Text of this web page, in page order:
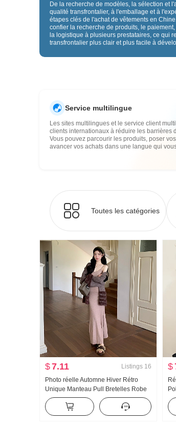
De la recherche de modèles, la sélection et
qualité transfrontalier, à l'emballage et à
étapes clés de l'achat de vêtements en
confier la recherche de produits, le
la logistique à plusieurs prestataires, ce qui
transfrontalier plus clair et plus facile à
Service multilingue
Les sites multilingues et le service client
clients internationaux à réduire les barrières
Vous pouvez parcourir les produits, poser
avancer vos achats dans une langue qui
Toutes les catégories
$7.11 Listings 16
Photo réelle Automne Hiver Rétro
Unique Manteau Pull Bretelles Robe
2 Set Élégance Un ensemble complet
Porter Match
$